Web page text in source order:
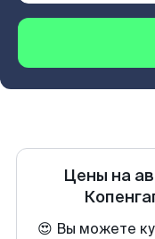
Цены на
😍 Вы можете